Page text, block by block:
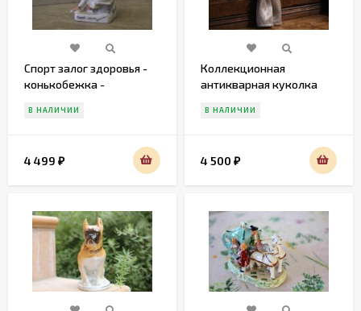
Спорт залог здоровья -
конькобежка -
В НАЛИЧИИ
4 499 ₽
Коллекционная
антикварная куколка
В НАЛИЧИИ
4 500 ₽